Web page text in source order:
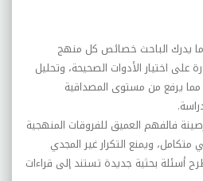
يدرك الباحث خصائص كل منهج
على اختيار الأدوات الصحيحة، وتحليل
مما يرفع من مستوى المصداقية
.
فالفهم العميق للفروقات المنهجية
ويمنع التكرار غير المجدي
أسئلة بحثية جديدة تستند إلى قراءات